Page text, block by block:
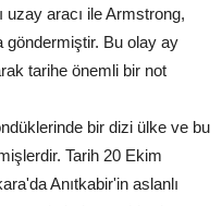
uzay aracı ile Armstrong,
göndermiştir. Bu olay ay
tarihe önemli bir not
bir dizi ülke ve bu
Tarih 20 Ekim
Anıtkabir'in aslanlı